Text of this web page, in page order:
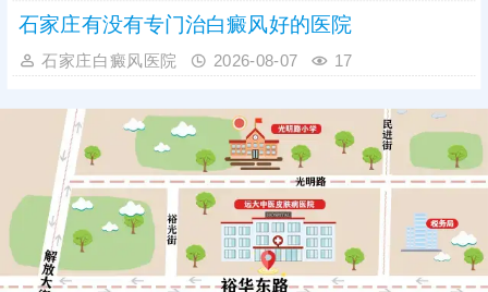
石家庄有没有专门治白癜风好的医院
石家庄白癜风医院 2026-08-07 17